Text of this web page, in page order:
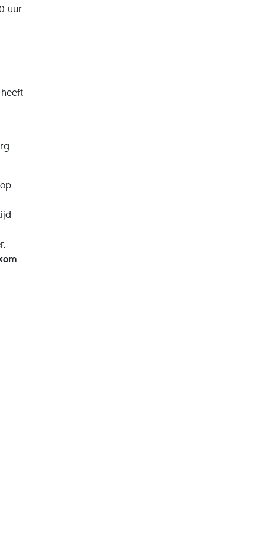
uur